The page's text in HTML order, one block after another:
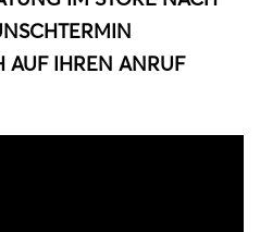
AUF IHREN ANRUF